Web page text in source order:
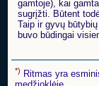
gamtoje), kai
sugrįžti. Būtent
Taip ir gyvų
buvo būdingai
*) Ritmas yra